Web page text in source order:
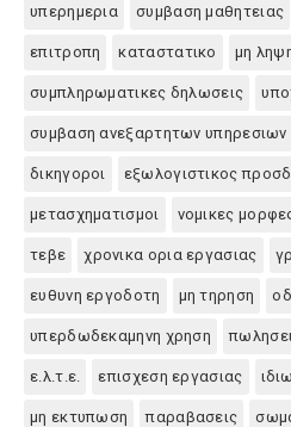
υπερημερια συμβαση μαθητειας
επιτροπη καταστατικο μη
συμπληρωματικες δηλωσεις
συμβαση ανεξαρτητων υπηρεσιων
δικηγοροι εξωλογιστικος
μετασχηματισμοι νομικες
τεβε χρονικα ορια εργασιας
ευθυνη εργοδοτη μη τηρηση
υπερδωδεκαμηνη χρηση
ε.λ.τ.ε. επισχεση εργασιας
μη εκτυπωση παραβασεις